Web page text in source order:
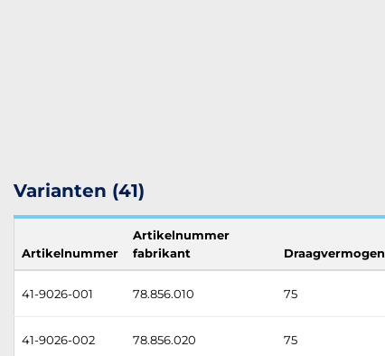
Varianten (41)
Artikelnummer
Artikelnummer
fabrikant
Draagvermogen
41-9026-001 78.856.010 75
41-9026-002 78.856.020 75